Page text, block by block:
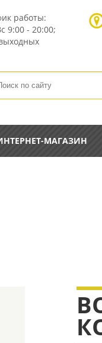
работы:
9:00 - 20:00;
МАГАЗИН